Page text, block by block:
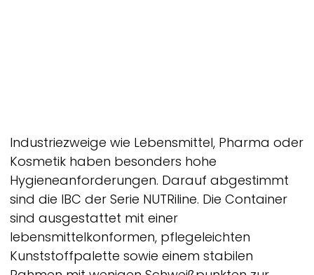
Industriezweige wie Lebensmittel, Pharma oder
Kosmetik haben besonders hohe
Hygieneanforderungen. Darauf abgestimmt
sind die IBC der Serie NUTRiline. Die Container
sind ausgestattet mit einer
lebensmittelkonformen, pflegeleichten
Kunststoffpalette sowie einem stabilen